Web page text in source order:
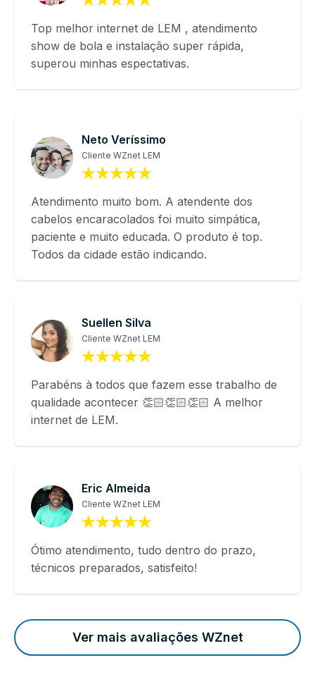
Top melhor internet de LEM , atendimento
show de bola e instalação super rápida,
superou minhas espectativas.
Neto Veríssimo
Cliente WZnet LEM
Atendimento muito bom. A atendente dos
cabelos encaracolados foi muito simpática,
paciente e muito educada. O produto é top.
Todos da cidade estão indicando.
Suellen Silva
Cliente WZnet LEM
Parabéns à todos que fazem esse trabalho de
qualidade acontecer 👏🏻👏🏻👏🏻 A melhor
internet de LEM.
Eric Almeida
Cliente WZnet LEM
Ótimo atendimento, tudo dentro do prazo,
técnicos preparados, satisfeito!
Ver mais avaliações WZnet